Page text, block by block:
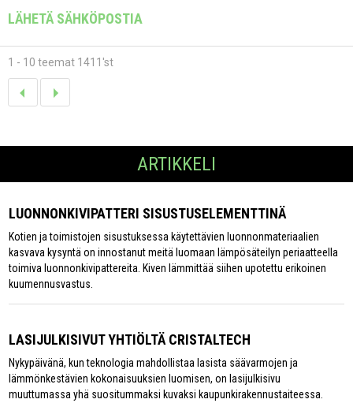
LÄHETÄ SÄHKÖPOSTIA
1 - 10 teemat 1411'st
ARTIKKELI
LUONNONKIVIPATTERI SISUSTUSELEMENTTINÄ
Kotien ja toimistojen sisustuksessa käytettävien luonnonmateriaalien
kasvava kysyntä on innostanut meitä luomaan lämpösäteilyn periaatteella
toimiva luonnonkivipattereita. Kiven lämmittää siihen upotettu erikoinen
kuumennusvastus.
LASIJULKISIVUT YHTIÖLTÄ CRISTALTECH
Nykypäivänä, kun teknologia mahdollistaa lasista säävarmojen ja
lämmönkestävien kokonaisuuksien luomisen, on lasijulkisivu
muuttumassa yhä suositummaksi kuvaksi kaupunkirakennustaiteessa.